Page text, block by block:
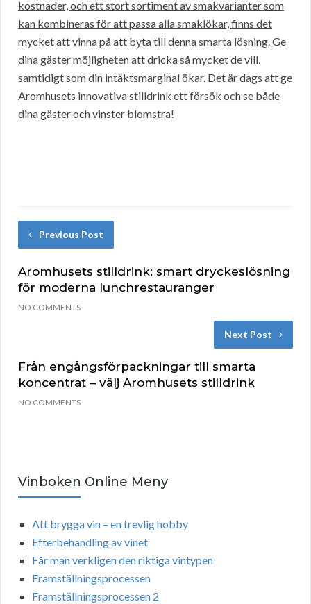
kostnader, och ett stort sortiment av smakvarianter som
kan kombineras för att passa alla smaklökar, finns det
mycket att vinna på att byta till denna smarta lösning. Ge
dina gäster möjligheten att dricka så mycket de vill,
samtidigt som din intäktsmarginal ökar. Det är dags att ge
Aromhusets innovativa stilldrink ett försök och se både
dina gäster och vinster blomstra!
Previous Post
Aromhusets stilldrink: smart dryckeslösning
för moderna lunchrestauranger
NO COMMENTS
Next Post
Från engångsförpackningar till smarta
koncentrat – välj Aromhusets stilldrink
NO COMMENTS
Vinboken Online Meny
Att brygga vin – en trevlig hobby
Efterbehandling av vinet
Får man verkligen den riktiga vintypen
Framställningsprocessen
Framställningsprocessen 2